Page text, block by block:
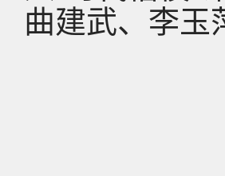
曲建武、李玉